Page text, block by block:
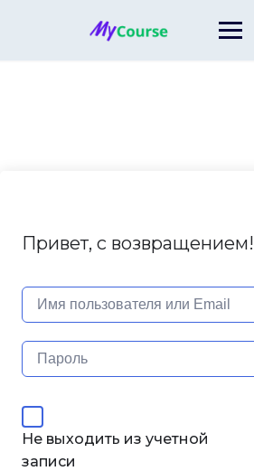
Привет, с возвращением!
Не выходить из учетной
записи